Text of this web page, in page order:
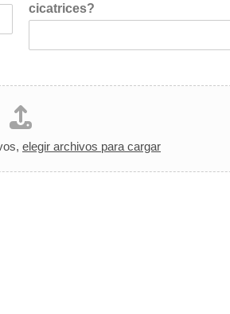
cicatrices?
elegir archivos para cargar